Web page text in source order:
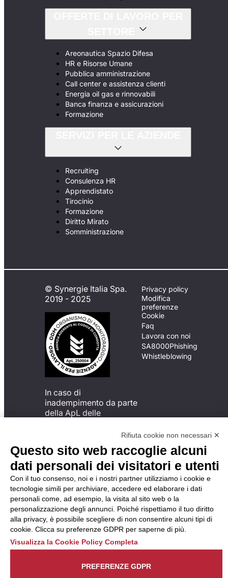
Areonautica Spazio Difesa
HR e Risorse Umane
Pubblica amministrazione
Call center e assistenza clienti
Energia oil gas e rinnovabili
Banca finanza e assicurazioni
Formazione
Recruiting
Consulenza HR
Apprendistato
Tirocinio
Formazione
Diritto Mirato
Somministrazione
© Synergie Italia Spa.
2019 - 2025
In caso di
inadempimento da parte
della ApL delle
del Codice di Condotta, è
possibile presentare un
reclamo
all’Organismo di
Monitoraggio utilizzando
una delle modalità
descritte al seguente
indirizzo web
https://odm-
agenzielavoro.it/reclami/ .
Privacy policy
Modifica
preferenze
Cookie
Faq
Lavora con noi
SA8000Phishing
Whistleblowing
Rifiuta cookie non necessari ✕
Questo sito web raccoglie alcuni
dati personali dei visitatori e utenti
Con il tuo consenso, noi e i nostri partner utilizziamo i cookie e
tecnologie simili per archiviare, accedere ed elaborare i dati
personali come, ad esempio, la visita al sito web o la
personalizzazione degli annunci. Poiché rispettiamo il tuo diritto
alla privacy, è possibile scegliere di non consentire alcuni tipi di
cookie. Clicca su preferenze GDPR per saperne di più.
Visualizza la Cookie Policy Completa
PREFERENZE GDPR